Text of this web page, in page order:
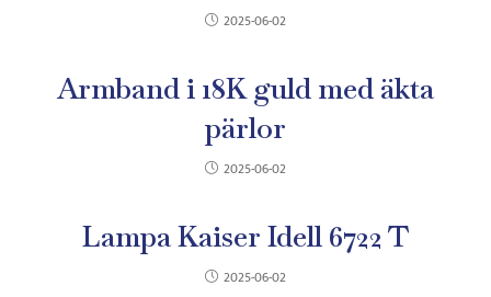
2025-06-02
Armband i 18K guld med äkta
pärlor
2025-06-02
Lampa Kaiser Idell 6722 T
2025-06-02